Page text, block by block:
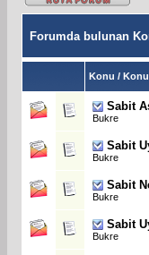
Forumda bulunan
Konu /
Sabit
Bukre
Sabit
Bukre
Sabit
Bukre
Sabit
Bukre